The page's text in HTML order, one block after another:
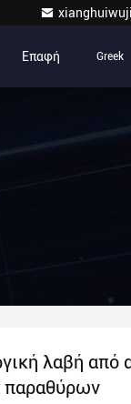
Επαφή Greek
λαβή από